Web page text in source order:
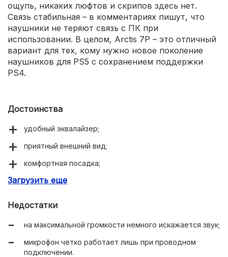
ощупь, никаких люфтов и скрипов здесь нет.
Связь стабильная – в комментариях пишут, что
наушники не теряют связь с ПК при
использовании. В целом, Arctis 7P – это отличный
вариант для тех, кому нужно новое поколение
наушников для PS5 с сохранением поддержки
PS4.
Достоинства
удобный эквалайзер;
приятный внешний вид;
комфортная посадка;
2-направленный микрофон;
качество используемых материалов;
Загрузить еще
Недостатки
на максимальной громкости немного искажается звук;
микрофон четко работает лишь при проводном
подключении.